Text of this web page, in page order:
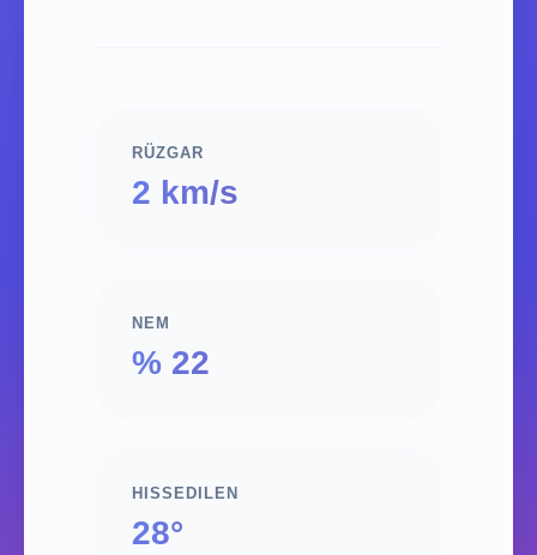
RÜZGAR
2 km/s
NEM
% 22
HISSEDILEN
28°